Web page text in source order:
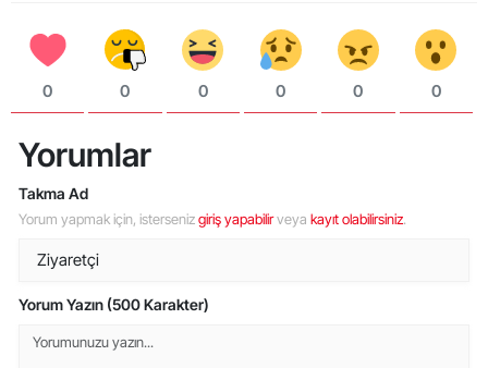
0 0 0 0 0 0
Yorumlar
Takma Ad
Yorum yapmak için, istersenizgiriş yapabilirveya kayıt olabilirsiniz.
Yorum Yazın (500 Karakter)